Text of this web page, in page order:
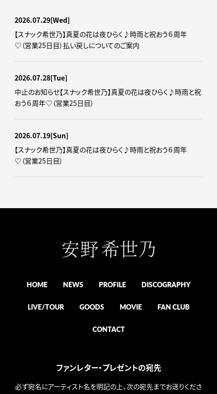
2026.07.29[Wed]
【スナック希世乃】真夏の花は夜ひらく♪時雨と祝おう６周年
♡（営業25日目）払い戻しについてのご案内
2026.07.28[Tue]
中止のお知らせ【スナック希世乃】真夏の花は夜ひらく♪時雨と祝
おう６周年♡（営業25日目）
2026.07.19[Sun]
【スナック希世乃】真夏の花は夜ひらく♪時雨と祝おう６周年
♡（営業25日目）
HOME NEWS PROFILE DISCOGRAPHY
LIVE/TOUR GOODS MOVIE FAN CLUB
CONTACT
ファンレター・プレゼントの宛先
必ず宛名にアーティスト名を明記の上、次の宛先までお送りくださ